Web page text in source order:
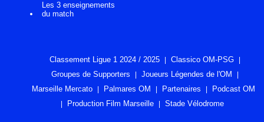
Les 3 enseignements
du match
Classement Ligue 1 2024 / 2025
Classico OM-PSG
Groupes de Supporters
Joueurs Légendes de l'OM
Marseille Mercato
Palmares OM Partenaires
Podcast OM
Production Film Marseille
Stade Vélodrome